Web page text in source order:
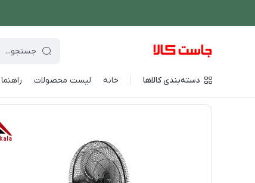
دسته‌بندی کالاها خانه لیست محصولات راهنما
فروشگاه اینترنتی جاست کالا سرمایش و گرمایش پنکه